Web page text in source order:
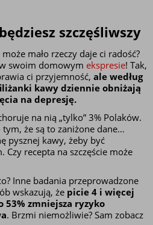
szczęśliwszy
mało rzeczy daje ci radość?
swoim domowym ekspresie! Tak,
ci przyjemność, ale według
kawy dziennie obniżają
na depresję.
na nią „tylko” 3% Polaków.
że są to zaniżone dane…
pysznej kawy, żeby być
Czy recepta na szczęście może
Inne badania przeprowadzone
wskazują, że picie 4 i więcej
zmniejsza ryzyko
. Brzmi niemożliwie? Sam zobacz